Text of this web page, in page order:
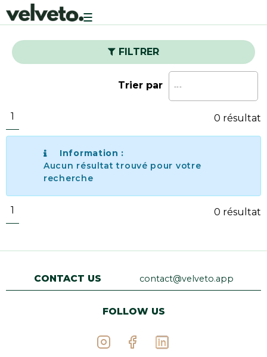
Toggle
FILTRER
Trier par
1 0 résultat
Information :
Aucun résultat trouvé pour votre
recherche
1 0 résultat
CONTACT US contact@velveto.app
FOLLOW US